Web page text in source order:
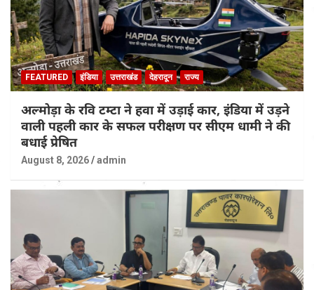
FEATURED इंडिया उत्तराखंड देहरादून राज्य
अल्मोड़ा के रवि टम्टा ने हवा में उड़ाई कार, इंडिया में उड़ने
वाली पहली कार के सफल परीक्षण पर सीएम धामी ने की
बधाई प्रेषित
August 8, 2026 admin